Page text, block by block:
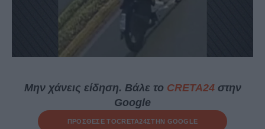
Μην χάνεις είδηση. Βάλε το CRETA24στην
Google
ΠΡΟΣΘΕΣΕ ΤΟCRETA24ΣΤΗΝ GOOGLE